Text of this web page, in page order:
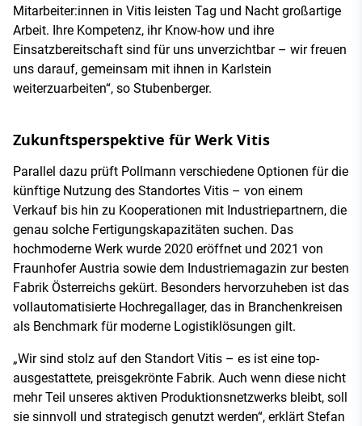
Mitarbeiter:innen in Vitis leisten Tag und Nacht großartige
Arbeit. Ihre Kompetenz, ihr Know-how und ihre
Einsatzbereitschaft sind für uns unverzichtbar – wir freuen
uns darauf, gemeinsam mit ihnen in Karlstein
weiterzuarbeiten“, so Stubenberger.
Zukunftsperspektive für Werk Vitis
Parallel dazu prüft Pollmann verschiedene Optionen für die
künftige Nutzung des Standortes Vitis – von einem
Verkauf bis hin zu Kooperationen mit Industriepartnern, die
genau solche Fertigungskapazitäten suchen. Das
hochmoderne Werk wurde 2020 eröffnet und 2021 von
Fraunhofer Austria sowie dem Industriemagazin zur besten
Fabrik Österreichs gekürt. Besonders hervorzuheben ist das
vollautomatisierte Hochregallager, das in Branchenkreisen
als Benchmark für moderne Logistiklösungen gilt.
„Wir sind stolz auf den Standort Vitis – es ist eine top-
ausgestattete, preisgekrönte Fabrik. Auch wenn diese nicht
mehr Teil unseres aktiven Produktionsnetzwerks bleibt, soll
sie sinnvoll und strategisch genutzt werden“, erklärt Stefan